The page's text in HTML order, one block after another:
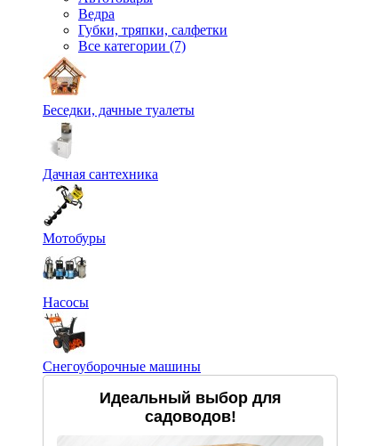
Ведра
Губки, тряпки, салфетки
Все категории (7)
Беседки, дачные туалеты
Дачная сантехника
Мотобуры
Насосы
Снегоуборочные машины
Идеальный выбор для
садоводов!